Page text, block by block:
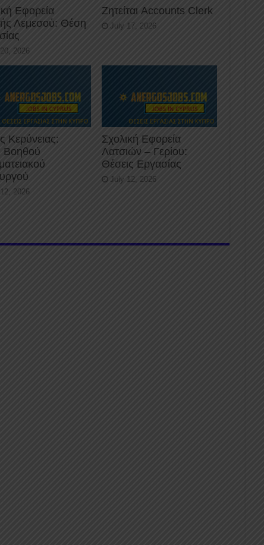
Εφορεία
Λεμεσού: Θέση
2026
Ζητείται Accounts Clerk
July 17, 2026
Κερύνειας:
Βοηθού
2026
Σχολική Εφορεία
Λατσιών – Γερίου:
Θέσεις Εργασίας
July 12, 2026